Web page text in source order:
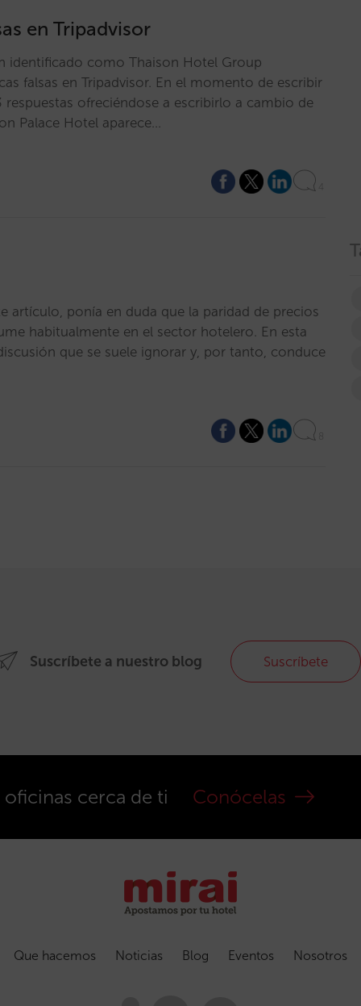
en Tripadvisor
identificado como Thaison Hotel Group
falsas en Tripadvisor. En el momento de escribir
ofreciéndose a escribirlo a cambio de
Palace Hotel aparece…
artículo, ponía en duda que la paridad de precios
habitualmente en el sector hotelero. En esta
que se suele ignorar y, por tanto, conduce
Suscríbete a nuestro blog Suscríbete
cerca de ti Conócelas
Que hacemos Noticias Blog Eventos Nosotros